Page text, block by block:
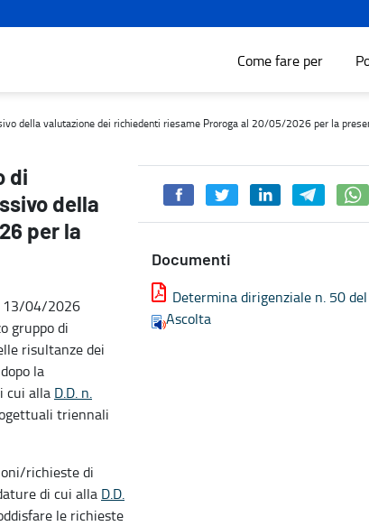
Come fare per
complessivo della valutazione dei richiedenti riesame
della valutazione dei richiedenti riesame Proroga al 20/05/2026 per la
di
della
per la
13/04/2026
gruppo di
risultanze dei
la
cui alla D.D. n.
triennali
richieste di
di cui alla D.D.
le richieste
Documenti
Determina dirigenziale n. 50
Ascolta